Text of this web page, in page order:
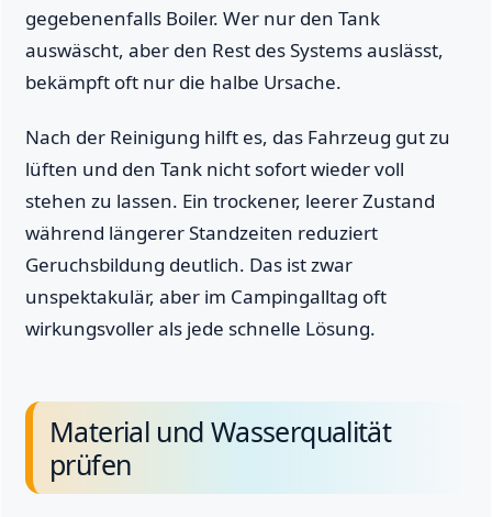
gegebenenfalls Boiler. Wer nur den Tank
auswäscht, aber den Rest des Systems auslässt,
bekämpft oft nur die halbe Ursache.
Nach der Reinigung hilft es, das Fahrzeug gut zu
lüften und den Tank nicht sofort wieder voll
stehen zu lassen. Ein trockener, leerer Zustand
während längerer Standzeiten reduziert
Geruchsbildung deutlich. Das ist zwar
unspektakulär, aber im Campingalltag oft
wirkungsvoller als jede schnelle Lösung.
Material und Wasserqualität
prüfen